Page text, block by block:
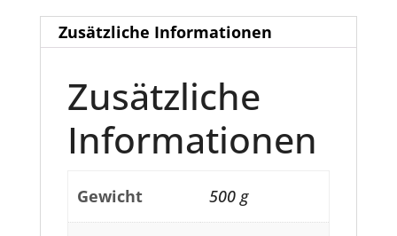
Zusätzliche Informationen
Zusätzliche
Informationen
Gewicht 500 g